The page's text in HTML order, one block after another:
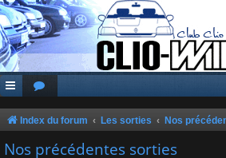
Index du forum Les sorties Nos
Nos précédentes sorties